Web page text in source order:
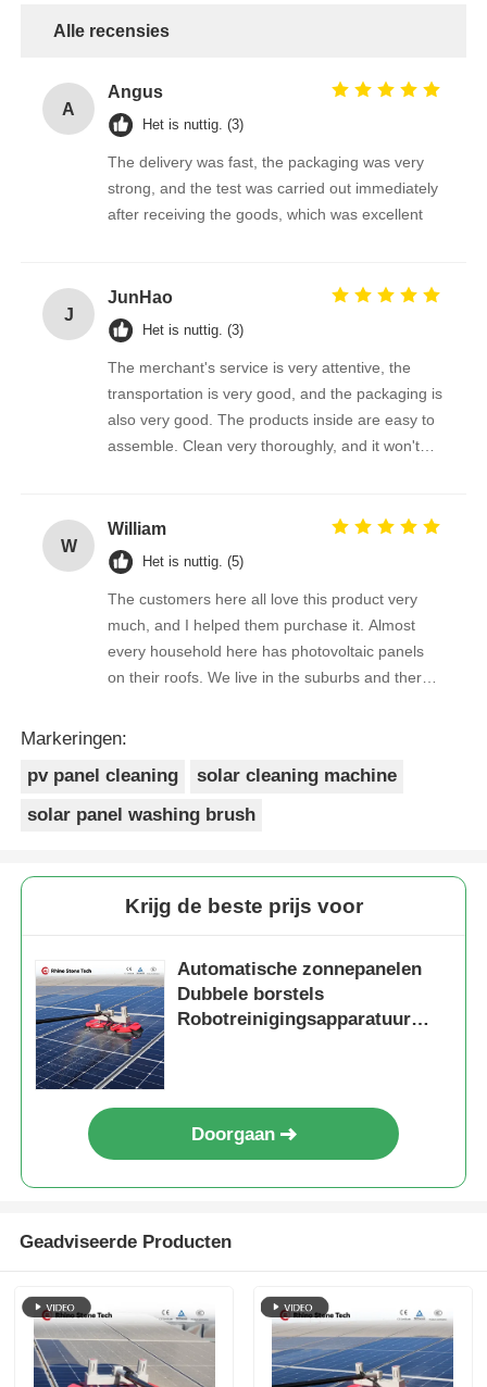
Alle recensies
A
Angus
Het is nuttig. (3)
The delivery was fast, the packaging was very
strong, and the test was carried out immediately
after receiving the goods, which was excellent
J
JunHao
Het is nuttig. (3)
The merchant's service is very attentive, the
transportation is very good, and the packaging is
also very good. The products inside are easy to
assemble. Clean very thoroughly, and it won't
W
William
Het is nuttig. (5)
The customers here all love this product very
much, and I helped them purchase it. Almost
every household here has photovoltaic panels
on their roofs. We live in the suburbs and there
Markeringen:
pv panel cleaning
solar cleaning machine
solar panel washing brush
Krijg de beste prijs voor
Automatische zonnepanelen
Dubbele borstels
Robotreinigingsapparatuur
Doorgaan
Geadviseerde Producten